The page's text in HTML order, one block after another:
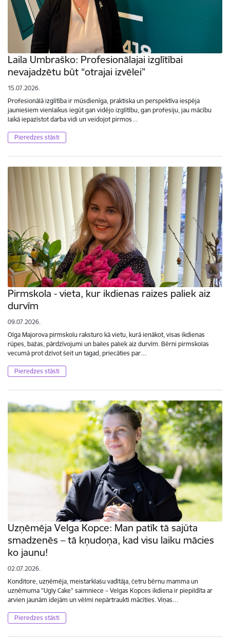
Laila Umbraško: Profesionālajai izglītībai
nevajadzētu būt “otrajai izvēlei”
15.07.2026.
Profesionālā izglītība ir mūsdienīga, praktiska un perspektīva iespēja
jauniešiem vienlaikus iegūt gan vidējo izglītību, gan profesiju, jau mācību
laikā iepazīstot darba vidi un veidojot pirmos…
Pieredzes stāsti
Pirmskola - vieta, kur ikdienas raizes paliek aiz
durvīm
09.07.2026.
Olga Majorova pirmskolu raksturo kā vietu, kurā ienākot, visas ikdienas
rūpes, bažas, pārdzīvojumi un bailes paliek aiz durvīm. Bērni pirmskolas
vecumā prot dzīvot šeit un tagad, priecāties par…
Pieredzes stāsti
Uzņēmēja Velga Kopce: Man patīk tā sajūta
smadzenēs – tā kņudoņa, kad visu laiku mācies
ko jaunu!
02.07.2026.
Konditore, uzņēmēja, meistarklašu vadītāja, četru bērnu mamma un
uzņēmuma "Ugly Cake" saimniece – Velgas Kopces ikdiena ir piepildīta ar
arvien jaunām idejām un vēlmi nepārtraukti mācīties. Viņas…
Pieredzes stāsti